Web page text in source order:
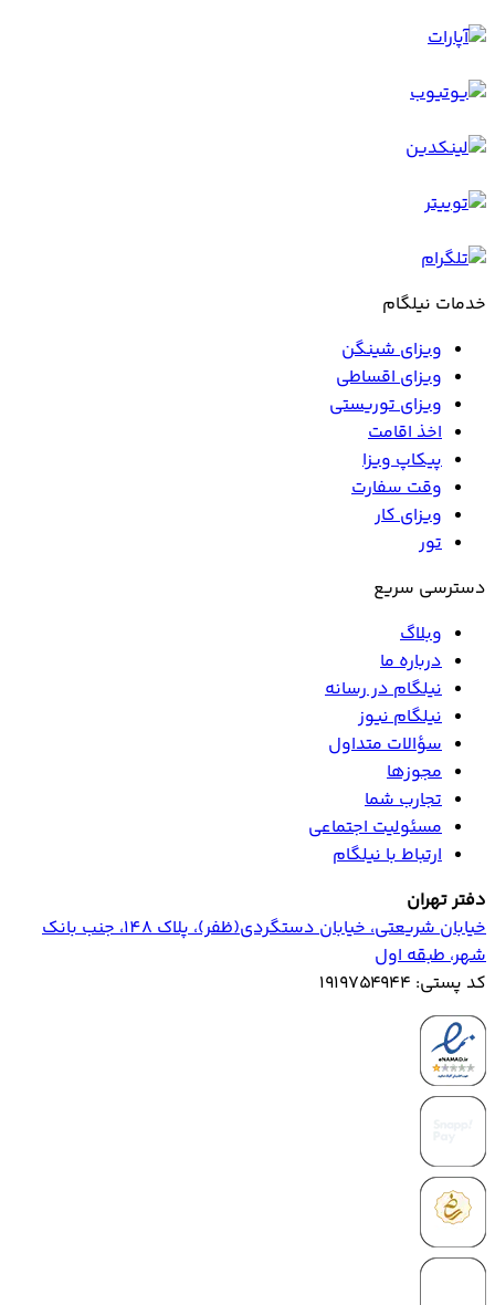
خدمات نیلگام
ویزای شینگن
ویزای اقساطی
ویزای توریستی
اخذ اقامت
پیکاپ ویزا
وقت سفارت
ویزای کار
تور
دسترسی سریع
وبلاگ
درباره ما
نیلگام در رسانه
نیلگام نیوز
سؤالات متداول
مجوزها
تجارب شما
مسئولیت اجتماعی
ارتباط با نیلگام
دفتر تهران
خیابان‌ شریعتی، خیابان‌ دستگردی(ظفر)، پلاک 148، جنب بانک
شهر، طبقه اول
کد پستی: ۱۹۱۹۷۵۴۹۴۴